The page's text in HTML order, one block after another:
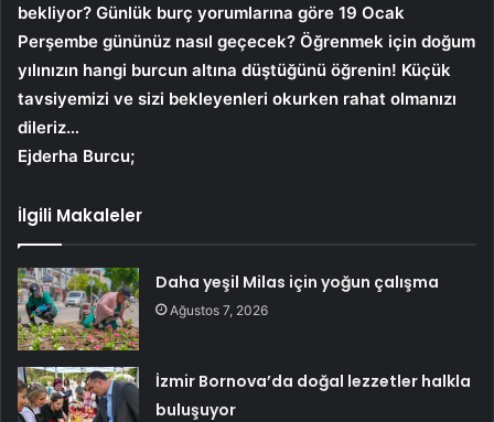
bekliyor? Günlük burç yorumlarına göre 19 Ocak
Perşembe gününüz nasıl geçecek? Öğrenmek için doğum
yılınızın hangi burcun altına düştüğünü öğrenin! Küçük
tavsiyemizi ve sizi bekleyenleri okurken rahat olmanızı
dileriz…
Ejderha Burcu;
İlgili Makaleler
Daha yeşil Milas için yoğun çalışma
Ağustos 7, 2026
İzmir Bornova’da doğal lezzetler halkla
buluşuyor